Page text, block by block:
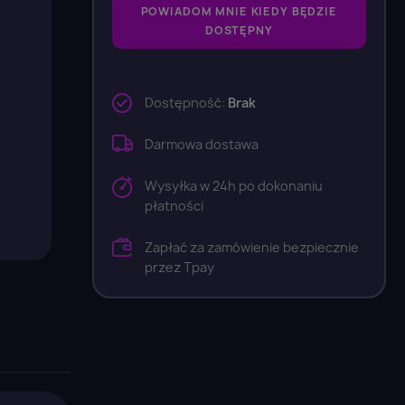
POWIADOM MNIE KIEDY BĘDZIE
DOSTĘPNY
Dostępność: Brak
Darmowa dostawa
Wysyłka w 24h po dokonaniu
płatności
Zapłać za zamówienie bezpiecznie
przez Tpay